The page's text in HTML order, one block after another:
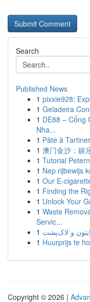
Search
Published News
1 pixxie928:
1 Geladeira
1 DE88 – Cổng
Nha...
1 Pâte à
1 澳门金沙：娱
1 Tutorial
1 Nep rijbewijs
1 Our E-
1 Finding the
1 Unlock Your
1 Waste
Servic...
1
1 Huurprijs te
Copyright © 2026 |